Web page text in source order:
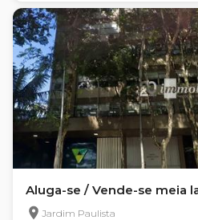
Aluga-se / Vende-se meia
Jardim Paulista